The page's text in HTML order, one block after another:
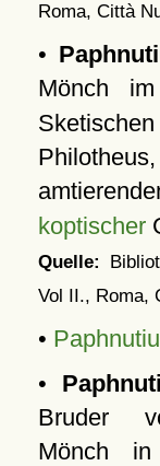
Roma, Città
•
Mönch
koptischer
Quelle:
Vol II., Roma,
•
•
Bruder
Mönch